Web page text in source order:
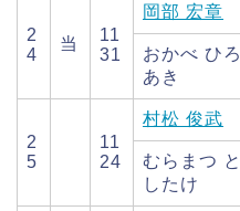
2
4
当
11
31
岡部 宏章
おかべ ひろ
あき
2
5
11
24
村松 俊武
むらまつ と
したけ